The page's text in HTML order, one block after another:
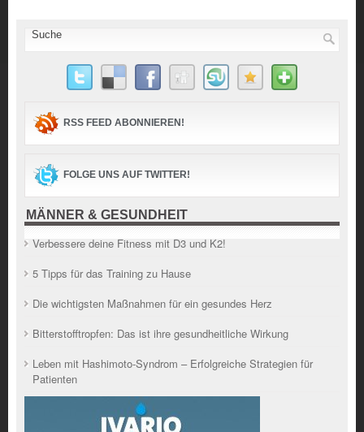
RSS FEED ABONNIEREN!
FOLGE UNS AUF TWITTER!
MÄNNER & GESUNDHEIT
Verbessere deine Fitness mit D3 und K2!
5 Tipps für das Training zu Hause
Die wichtigsten Maßnahmen für ein gesundes Herz
Bitterstofftropfen: Das ist ihre gesundheitliche Wirkung
Leben mit Hashimoto-Syndrom – Erfolgreiche Strategien für
Patienten